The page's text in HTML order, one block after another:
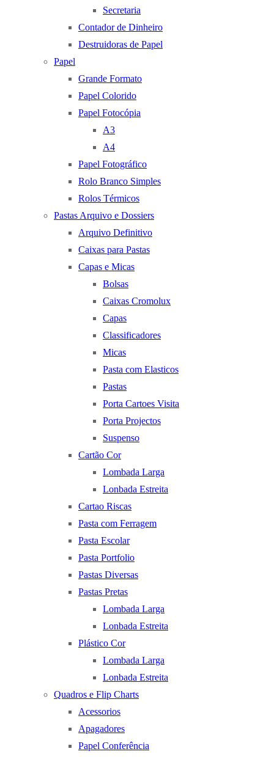
Secretaria
Contador de Dinheiro
Destruidoras de Papel
Papel
Grande Formato
Papel Colorido
Papel Fotocópia
A3
A4
Papel Fotográfico
Rolo Branco Simples
Rolos Térmicos
Pastas Arquivo e Dossiers
Arquivo Definitivo
Caixas para Pastas
Capas e Micas
Bolsas
Caixas Cromolux
Capas
Classificadores
Micas
Pasta com Elasticos
Pastas
Porta Cartoes Visita
Porta Projectos
Suspenso
Cartão Cor
Lombada Larga
Lonbada Estreita
Cartao Riscas
Pasta com Ferragem
Pasta Escolar
Pasta Portfolio
Pastas Diversas
Pastas Pretas
Lombada Larga
Lonbada Estreita
Plástico Cor
Lombada Larga
Lonbada Estreita
Quadros e Flip Charts
Acessorios
Apagadores
Papel Conferência